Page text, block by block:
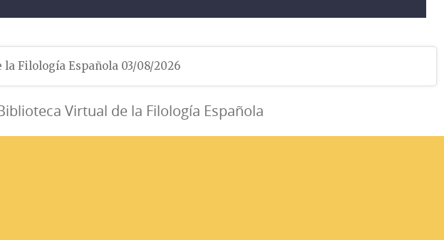
Filología Española 03/08/2026
Virtual de la Filología Española